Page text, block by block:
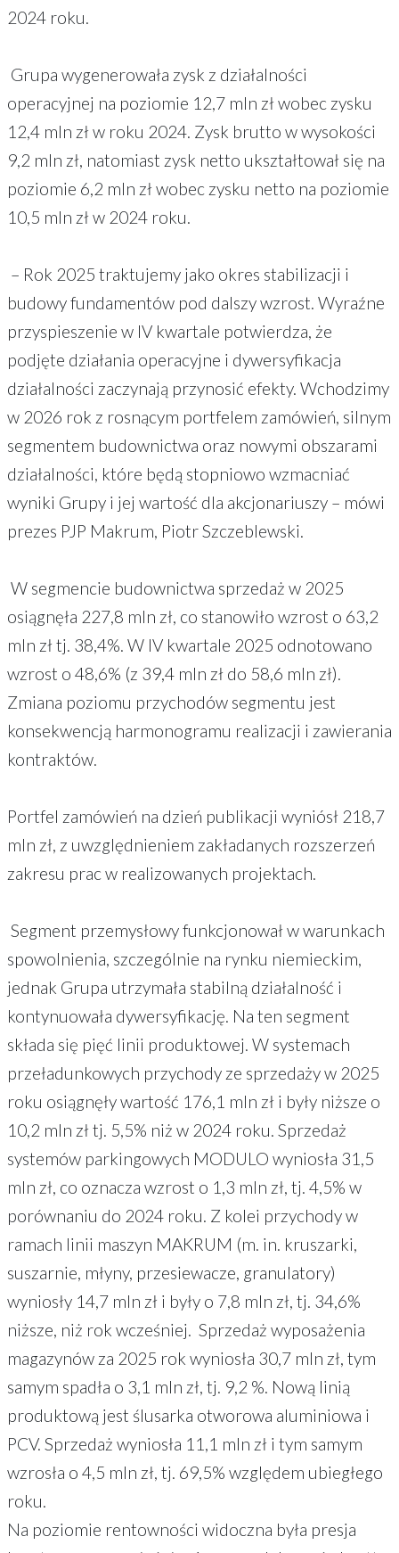
2024 roku.
Grupa wygenerowała zysk z działalności
operacyjnej na poziomie 12,7 mln zł wobec zysku
12,4 mln zł w roku 2024. Zysk brutto w wysokości
9,2 mln zł, natomiast zysk netto ukształtował się na
poziomie 6,2 mln zł wobec zysku netto na poziomie
10,5 mln zł w 2024 roku.
– Rok 2025 traktujemy jako okres stabilizacji i
budowy fundamentów pod dalszy wzrost. Wyraźne
przyspieszenie w IV kwartale potwierdza, że
podjęte działania operacyjne i dywersyfikacja
działalności zaczynają przynosić efekty. Wchodzimy
w 2026 rok z rosnącym portfelem zamówień, silnym
segmentem budownictwa oraz nowymi obszarami
działalności, które będą stopniowo wzmacniać
wyniki Grupy i jej wartość dla akcjonariuszy – mówi
prezes PJP Makrum, Piotr Szczeblewski.
W segmencie budownictwa sprzedaż w 2025
osiągnęła 227,8 mln zł, co stanowiło wzrost o 63,2
mln zł tj. 38,4%. W IV kwartale 2025 odnotowano
wzrost o 48,6% (z 39,4 mln zł do 58,6 mln zł).
Zmiana poziomu przychodów segmentu jest
konsekwencją harmonogramu realizacji i zawierania
kontraktów.
Portfel zamówień na dzień publikacji wyniósł 218,7
mln zł, z uwzględnieniem zakładanych rozszerzeń
zakresu prac w realizowanych projektach.
Segment przemysłowy funkcjonował w warunkach
spowolnienia, szczególnie na rynku niemieckim,
jednak Grupa utrzymała stabilną działalność i
kontynuowała dywersyfikację. Na ten segment
składa się pięć linii produktowej. W systemach
przeładunkowych przychody ze sprzedaży w 2025
roku osiągnęły wartość 176,1 mln zł i były niższe o
10,2 mln zł tj. 5,5% niż w 2024 roku. Sprzedaż
systemów parkingowych MODULO wyniosła 31,5
mln zł, co oznacza wzrost o 1,3 mln zł, tj. 4,5% w
porównaniu do 2024 roku. Z kolei przychody w
ramach linii maszyn MAKRUM (m. in. kruszarki,
suszarnie, młyny, przesiewacze, granulatory)
wyniosły 14,7 mln zł i były o 7,8 mln zł, tj. 34,6%
niższe, niż rok wcześniej. Sprzedaż wyposażenia
magazynów za 2025 rok wyniosła 30,7 mln zł, tym
samym spadła o 3,1 mln zł, tj. 9,2 %. Nową linią
produktową jest ślusarka otworowa aluminiowa i
PCV. Sprzedaż wyniosła 11,1 mln zł i tym samym
wzrosła o 4,5 mln zł, tj. 69,5% względem ubiegłego
roku.
Na poziomie rentowności widoczna była presja